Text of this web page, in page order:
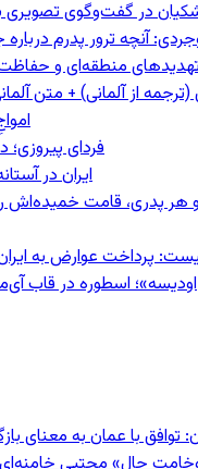
آنچه ترور پدرم
تهدیدهای منطقه‌ای و
(ترجمه از آلمانی) + متن
فردای
ایران در
پدری، قامت خمیده‌اش را
پرداخت عوارض به
«اودیسه»؛ اسطوره در قاب
توافق با عمان به معنای